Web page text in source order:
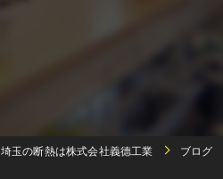
埼玉の断熱は株式会社義德工業 ブログ